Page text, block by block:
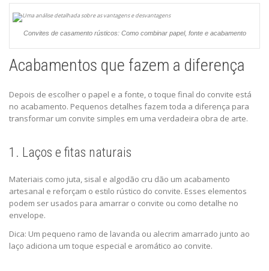
Convites de casamento rústicos: Como combinar papel, fonte e acabamento
Acabamentos que fazem a diferença
Depois de escolher o papel e a fonte, o toque final do convite está
no acabamento. Pequenos detalhes fazem toda a diferença para
transformar um convite simples em uma verdadeira obra de arte.
1. Laços e fitas naturais
Materiais como juta, sisal e algodão cru dão um acabamento
artesanal e reforçam o estilo rústico do convite. Esses elementos
podem ser usados para amarrar o convite ou como detalhe no
envelope.
Dica: Um pequeno ramo de lavanda ou alecrim amarrado junto ao
laço adiciona um toque especial e aromático ao convite.